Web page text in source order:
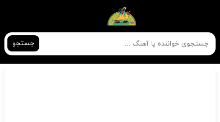
جستجو